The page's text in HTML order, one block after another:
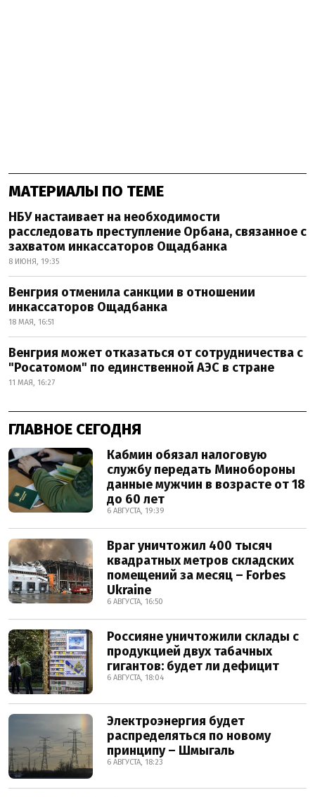
МАТЕРИАЛЫ ПО ТЕМЕ
НБУ настаивает на необходимости
расследовать преступление Орбана, связанное с
захватом инкассаторов Ощадбанка
8 ИЮНЯ, 19:35
Венгрия отменила санкции в отношении
инкассаторов Ощадбанка
18 МАЯ, 16:51
Венгрия может отказаться от сотрудничества с
"Росатомом" по единственной АЭС в стране
11 МАЯ, 16:27
ГЛАВНОЕ СЕГОДНЯ
Кабмин обязал налоговую
службу передать Минобороны
данные мужчин в возрасте от 18
до 60 лет
6 АВГУСТА, 19:39
Враг уничтожил 400 тысяч
квадратных метров складских
помещений за месяц – Forbes
Ukraine
6 АВГУСТА, 16:50
Россияне уничтожили склады с
продукцией двух табачных
гигантов: будет ли дефицит
6 АВГУСТА, 18:04
Электроэнергия будет
распределяться по новому
принципу – Шмыгаль
6 АВГУСТА, 18:23